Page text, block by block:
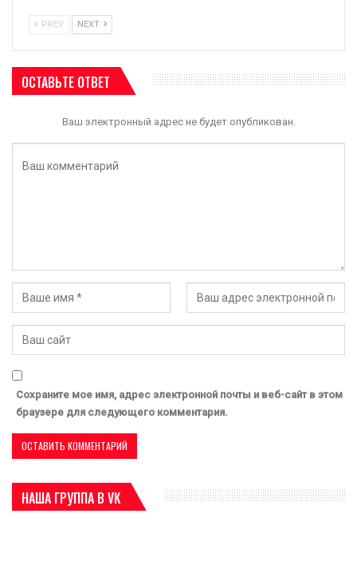
PREV NEXT
ОСТАВЬТЕ ОТВЕТ
Ваш электронный адрес не будет опубликован.
Сохраните мое имя, адрес электронной почты и веб-сайт в этом
браузере для следующего комментария.
НАША ГРУППА В VK